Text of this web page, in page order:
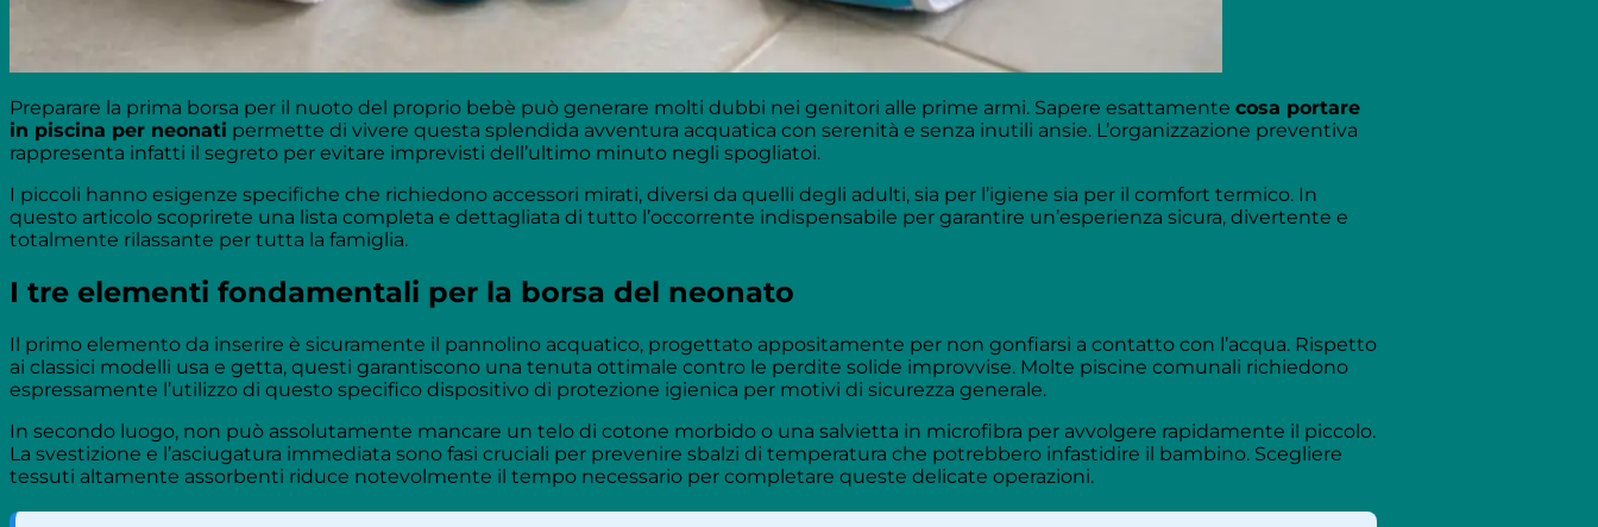
Preparare la prima borsa per il nuoto del proprio bebè può generare molti dubbi nei genitori alle prime armi. Sapere esattamente cosa portare
in piscina per neonati permette di vivere questa splendida avventura acquatica con serenità e senza inutili ansie. L’organizzazione preventiva
rappresenta infatti il segreto per evitare imprevisti dell’ultimo minuto negli spogliatoi.
I piccoli hanno esigenze specifiche che richiedono accessori mirati, diversi da quelli degli adulti, sia per l’igiene sia per il comfort termico. In
questo articolo scoprirete una lista completa e dettagliata di tutto l’occorrente indispensabile per garantire un’esperienza sicura, divertente e
totalmente rilassante per tutta la famiglia.
I tre elementi fondamentali per la borsa del neonato
Il primo elemento da inserire è sicuramente il pannolino acquatico, progettato appositamente per non gonfiarsi a contatto con l’acqua. Rispetto
ai classici modelli usa e getta, questi garantiscono una tenuta ottimale contro le perdite solide improvvise. Molte piscine comunali richiedono
espressamente l’utilizzo di questo specifico dispositivo di protezione igienica per motivi di sicurezza generale.
In secondo luogo, non può assolutamente mancare un telo di cotone morbido o una salvietta in microfibra per avvolgere rapidamente il piccolo.
La svestizione e l’asciugatura immediata sono fasi cruciali per prevenire sbalzi di temperatura che potrebbero infastidire il bambino. Scegliere
tessuti altamente assorbenti riduce notevolmente il tempo necessario per completare queste delicate operazioni.